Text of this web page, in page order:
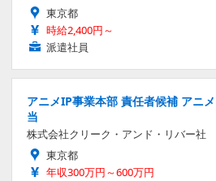
東京都
時給2,400円～
派遣社員
アニメIP事業本部 責任者候補 アニ
当
株式会社クリーク・アンド・リバー社
東京都
年収300万円～600万円